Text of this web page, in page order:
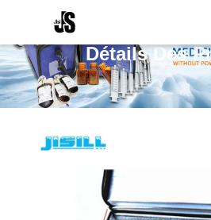
Détails Des